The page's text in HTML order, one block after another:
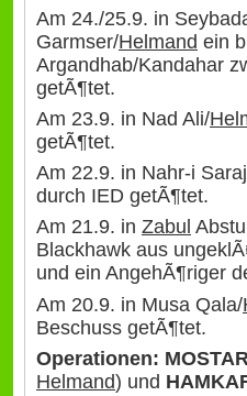
Am 24./25.9. in
Garmser/Helmand ein
Argandhab/Kandahar
getÃ¶tet.
Am 23.9. in Nad Ali/
getÃ¶tet.
Am 22.9. in Nahr-i
durch IED getÃ¶tet.
Am 21.9. in Zabul
Blackhawk aus
und ein AngehÃ¶riger
Am 20.9. in Musa Qala/
Beschuss getÃ¶tet.
Operationen:
Helmand) und